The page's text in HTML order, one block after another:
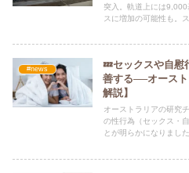
突入。軌道上には
スに増加の可能性も。
#news
💤セックスや自慰
善する──オース
解説】
オーストラリアの研究
の性行為（セックス・
とが明らかになりました